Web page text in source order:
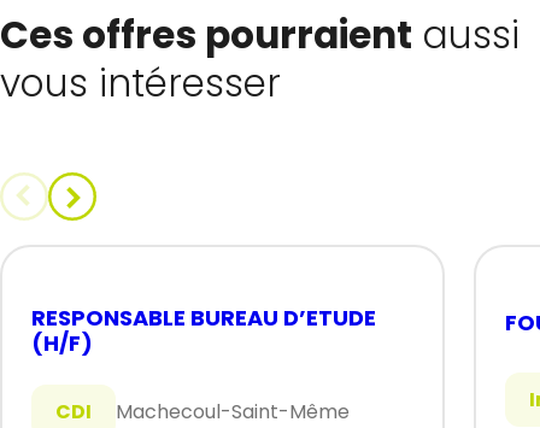
Ces offres pourraient aussi
vous intéresser
RESPONSABLE BUREAU D’ETUDE
(H/F)
CDI
Machecoul-Saint-Même